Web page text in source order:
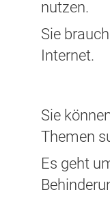
nutzen.
Sie
Internet.
Sie
Themen
Es geht